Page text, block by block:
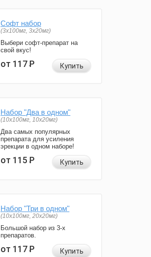
Софт набор
(3x100мг, 3x20мг)
Выбери софт-препарат на
свой вкус!
от 117Р Купить
Набор "Два в одном"
(10x100мг, 10x20мг)
Два самых популярных
препарата для усиления
эрекции в одном наборе!
от 115Р Купить
Набор "Три в одном"
(10x100мг, 20x20мг)
Большой набор из 3-х
препаратов.
от 117Р Купить